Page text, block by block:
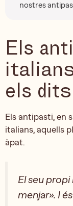
nostres
Els
els dits
Els antipasti, en
italians, aquells
àpat.
El seu
menjar». I